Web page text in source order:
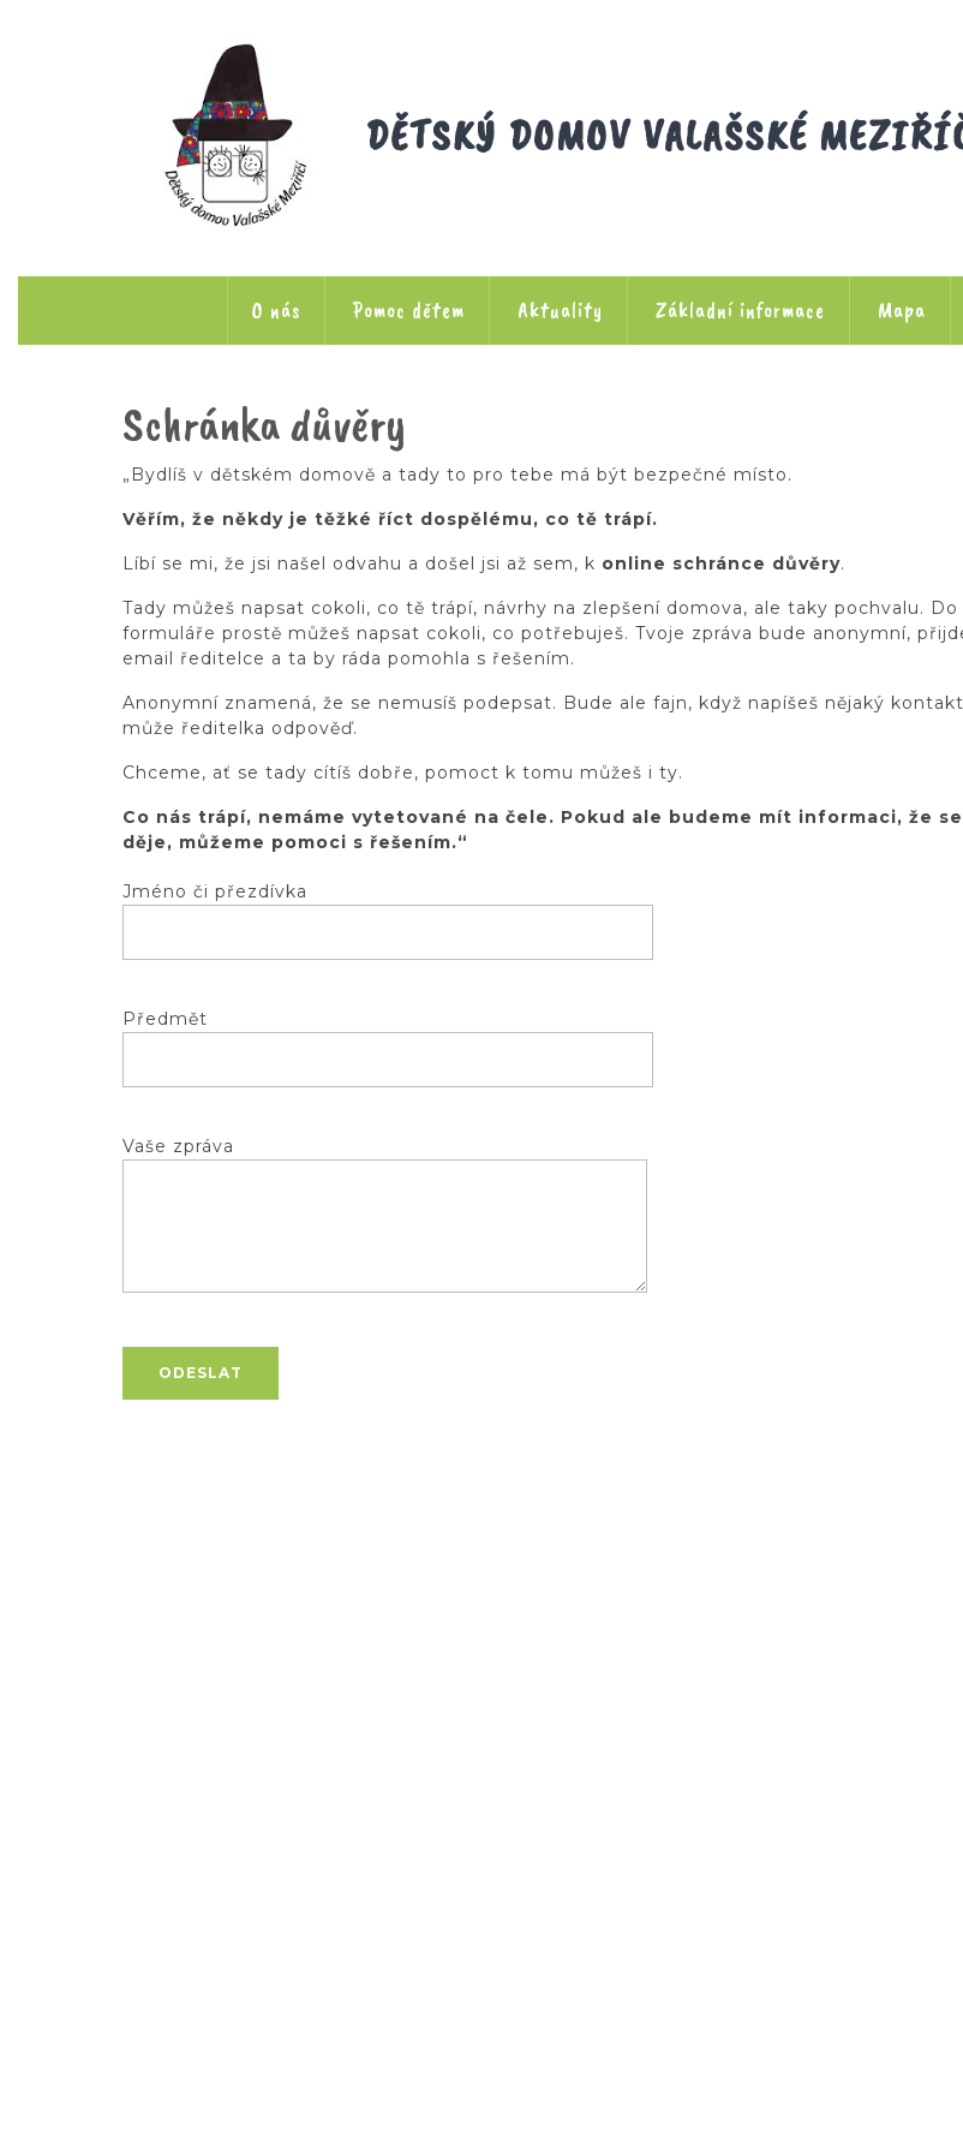
DĚTSKÝ DOMOV VALAŠSKÉ
O nás Pomoc dětem Aktuality Základní informace Mapa
Schránka důvěry
„Bydlíš v dětském domově a tady to pro tebe má být bezpečné místo.
Věřím, že někdy je těžké říct dospělému, co tě trápí.
Líbí se mi, že jsi našel odvahu a došel jsi až sem, k online schránce důvěry.
Tady můžeš napsat cokoli, co tě trápí, návrhy na zlepšení domova, ale taky pochvalu. Do
formuláře prostě můžeš napsat cokoli, co potřebuješ. Tvoje zpráva bude anonymní,
email ředitelce a ta by ráda pomohla s řešením.
Anonymní znamená, že se nemusíš podepsat. Bude ale fajn, když napíšeš nějaký
může ředitelka odpověď.
Chceme, ať se tady cítíš dobře, pomoct k tomu můžeš i ty.
Co nás trápí, nemáme vytetované na čele. Pokud ale budeme mít informaci, že
děje, můžeme pomoci s řešením.“
Jméno či přezdívka
Předmět
Vaše zpráva